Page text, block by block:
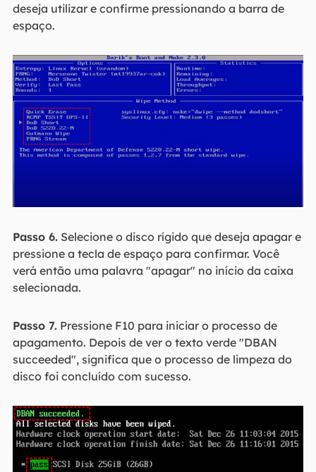
deseja utilizar e confirme pressionando a barra de
espaço.
Passo 6.Selecione o disco rígido que deseja apagar e
pressione a tecla de espaço para confirmar. Você
verá então uma palavra "apagar" no início da caixa
selecionada.
Passo 7.Pressione F10 para iniciar o processo de
apagamento. Depois de ver o texto verde "DBAN
succeeded", significa que o processo de limpeza do
disco foi concluído com sucesso.